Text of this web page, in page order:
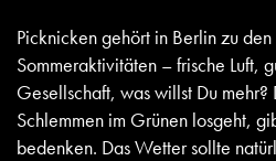
Picknicken gehört in Berlin zu den
Sommeraktivitäten – frische Luft,
Gesellschaft, was willst Du
Schlemmen im Grünen losgeht,
bedenken. Das Wetter sollte